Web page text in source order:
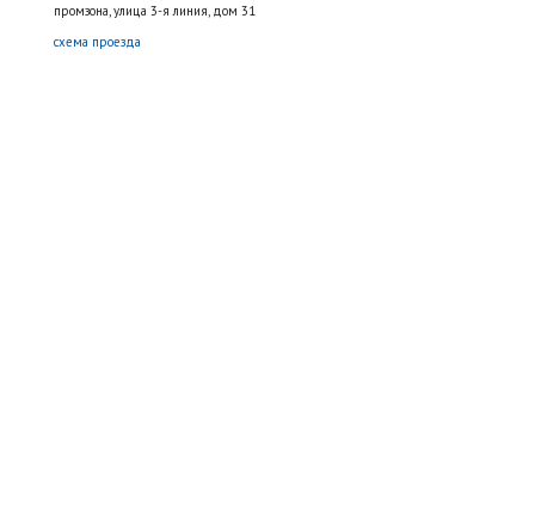
промзона, улица 3-я линия, дом 31
схема проезда